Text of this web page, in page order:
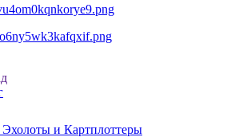
Эхолоты и Картплоттеры